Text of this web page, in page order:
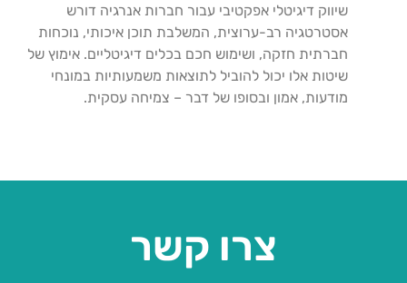
שיווק דיגיטלי אפקטיבי עבור חברות אנרגיה דורש
אסטרטגיה רב-ערוצית, המשלבת תוכן איכותי, נוכחות
חברתית חזקה, ושימוש חכם בכלים דיגיטליים. אימוץ של
שיטות אלו יכול להוביל לתוצאות משמעותיות במונחי
מודעות, אמון ובסופו של דבר – צמיחה עסקית.
צרו קשר